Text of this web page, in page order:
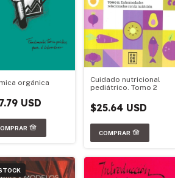
orgánica
USD
Cuidado nutricional
pediátrico. Tomo 2
$25.64 USD